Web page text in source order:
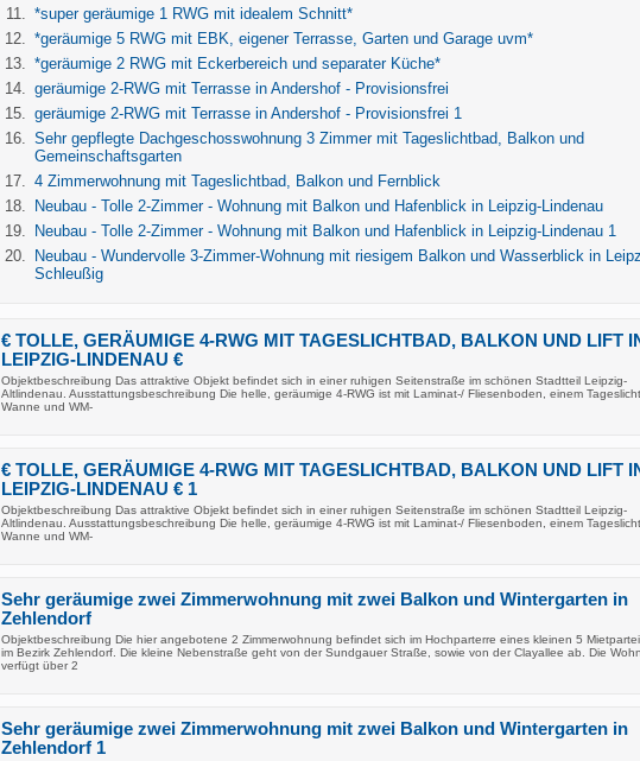
*super geräumige 1 RWG mit idealem Schnitt*
*geräumige 5 RWG mit EBK, eigener Terrasse, Garten und Garage uvm*
*geräumige 2 RWG mit Eckerbereich und separater Küche*
geräumige 2-RWG mit Terrasse in Andershof - Provisionsfrei
geräumige 2-RWG mit Terrasse in Andershof - Provisionsfrei 1
Sehr gepflegte Dachgeschosswohnung 3 Zimmer mit Tageslichtbad, Balkon und
Gemeinschaftsgarten
4 Zimmerwohnung mit Tageslichtbad, Balkon und Fernblick
Neubau - Tolle 2-Zimmer - Wohnung mit Balkon und Hafenblick in Leipzig-Lindenau
Neubau - Tolle 2-Zimmer - Wohnung mit Balkon und Hafenblick in Leipzig-Lindenau 1
Neubau - Wundervolle 3-Zimmer-Wohnung mit riesigem Balkon und Wasserblick in
Schleußig
€ TOLLE, GERÄUMIGE 4-RWG MIT TAGESLICHTBAD, BALKON UND LIFT
LEIPZIG-LINDENAU €
Objektbeschreibung Das attraktive Objekt befindet sich in einer ruhigen Seitenstraße im schönen Stadtteil Leipzig-
Altlindenau. Ausstattungsbeschreibung Die helle, geräumige 4-RWG ist mit Laminat-/ Fliesenboden, einem
Wanne und WM-
€ TOLLE, GERÄUMIGE 4-RWG MIT TAGESLICHTBAD, BALKON UND LIFT
LEIPZIG-LINDENAU € 1
Objektbeschreibung Das attraktive Objekt befindet sich in einer ruhigen Seitenstraße im schönen Stadtteil Leipzig-
Altlindenau. Ausstattungsbeschreibung Die helle, geräumige 4-RWG ist mit Laminat-/ Fliesenboden, einem
Wanne und WM-
Sehr geräumige zwei Zimmerwohnung mit zwei Balkon und Wintergarten in
Zehlendorf
Objektbeschreibung Die hier angebotene 2 Zimmerwohnung befindet sich im Hochparterre eines kleinen 5
im Bezirk Zehlendorf. Die kleine Nebenstraße geht von der Sundgauer Straße, sowie von der Clayallee ab. Die
verfügt über 2
Sehr geräumige zwei Zimmerwohnung mit zwei Balkon und Wintergarten in
Zehlendorf 1